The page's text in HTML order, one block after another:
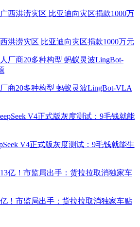
洪涝灾区 比亚迪向灾区捐款1000万元
商20多种构型 蚂蚁灵波LingBot-VLA
V4正式版灰度测试：9毛钱就能生
！市监局出手：货拉拉取消独家车贴